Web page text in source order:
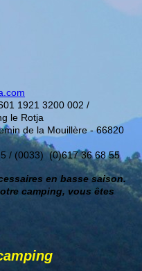
1921 3200 002 /
le Rotja
de la Mouillère - 66820
/ (0033) (0)617 36 68 55
en basse saison.
camping, vous êtes